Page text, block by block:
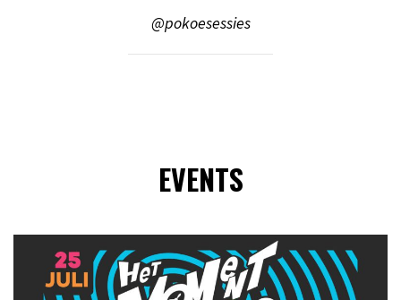
@pokoesessies
EVENTS